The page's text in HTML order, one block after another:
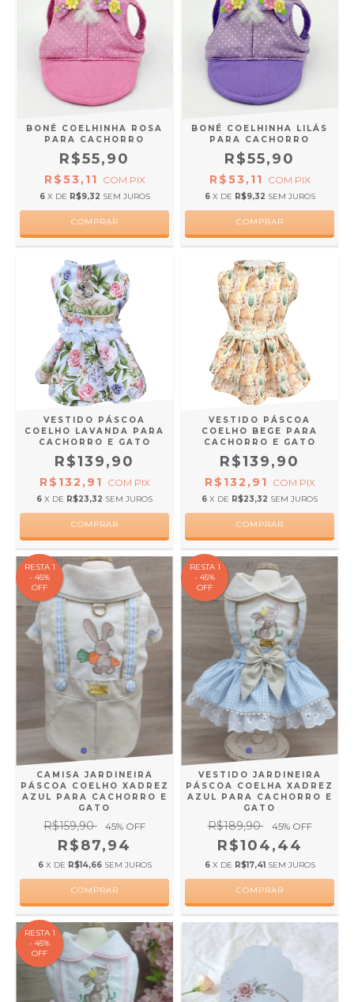
BONÉ COELHINHA ROSA
PARA CACHORRO
R$55,90
R$53,11 COM PIX
6 X DE R$9,32 SEM JUROS
COMPRAR
BONÉ COELHINHA LILÁS
PARA CACHORRO
R$55,90
R$53,11 COM PIX
6 X DE R$9,32 SEM JUROS
COMPRAR
VESTIDO PÁSCOA
COELHO LAVANDA PARA
CACHORRO E GATO
R$139,90
R$132,91 COM PIX
6 X DE R$23,32 SEM JUROS
COMPRAR
VESTIDO PÁSCOA
COELHO BEGE PARA
CACHORRO E GATO
R$139,90
R$132,91 COM PIX
6 X DE R$23,32 SEM JUROS
COMPRAR
RESTA 1
- 45%
OFF
CAMISA JARDINEIRA
PÁSCOA COELHO XADREZ
AZUL PARA CACHORRO E
GATO
R$159,90 45% OFF
R$87,94
6 X DE R$14,66 SEM JUROS
COMPRAR
RESTA 1
- 45%
OFF
VESTIDO JARDINEIRA
PÁSCOA COELHA XADREZ
AZUL PARA CACHORRO E
GATO
R$189,90 45% OFF
R$104,44
6 X DE R$17,41 SEM JUROS
COMPRAR
RESTA 1
- 45%
OFF